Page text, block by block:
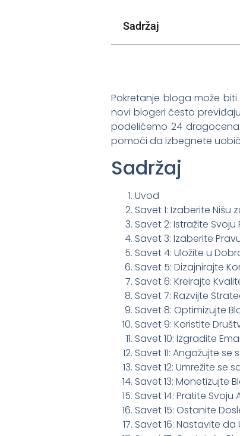
Sadržaj
Pokretanje bloga može
novi blogeri često
podelićemo 24
pomoći da izbegnete
Sadržaj
Uvod
Savet 1: Izaberite Nišu
Savet 2: Istražite Svoju
Savet 3: Izaberite
Savet 4: Uložite u
Savet 5: Dizajnirajte
Savet 6: Kreirajte
Savet 7: Razvijte
Savet 8: Optimizujte
Savet 9: Koristite
Savet 10: Izgradite
Savet 11: Angažujte
Savet 12: Umrežite se
Savet 13: Monetizujte
Savet 14: Pratite Svoju
Savet 15: Ostanite
Savet 16: Nastavite